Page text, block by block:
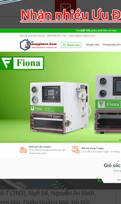
THÔNG TIN CHUNG
Hệ thống cửa hàng
Tuyển dụng
Tin tức
Liên hệ
7 (7M3), Ngõ 56, Nguyễn An Ninh,
Mai, Quận Hoàng Mai, Hà Nội